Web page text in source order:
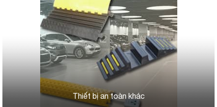
Thiết bị an toàn khác